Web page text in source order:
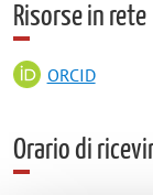
Risorse in rete
ORCID
Orario di